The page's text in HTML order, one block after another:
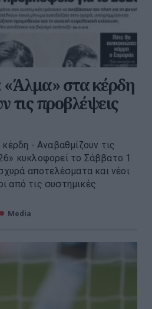
στα κέρδη
τις προβλέψεις
- Αναβαθμίζουν τις
κυκλοφορεί το Σάββατο 1
αποτελέσματα και νέοι
από τις συστημικές
Media